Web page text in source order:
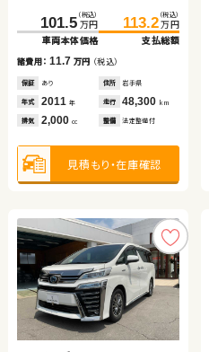
101.5 （税込）
万円
車両本体価格
113.2 （税込）
万円
支払総額
諸費用：11.7 万円 （税込）
保証 あり 住所 岩手県
年式 2011 年 走行 48,300 km
排気 2,000 cc 整備 法定整備付
見積もり・在庫確認
136.4 （税込）
万円
車両本体価格
140.0 （税込）
万円
支払総額
諸費用：3.6万円（税込）
保証 なし 住所 京都府
年式 2019 年 走行 73,400 km
排気 1,400 cc 整備 法定整備付
見積もり・在庫確認
268.7 （税込）
万円
車両本体価格
279.7 （税込）
万円
支払総額
諸費用：11.0 万円 （税込）
保証 あり 住所 埼玉県
年式 2022 年 走行 1,900km
排気 1,500 cc 整備 法定整備付
見積もり・在庫確認